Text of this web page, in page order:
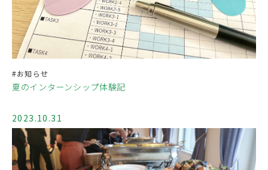
#お知らせ
夏のインターンシップ体験記
2023.10.31